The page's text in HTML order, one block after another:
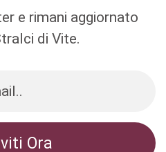
e rimani aggiornato
di Vite.